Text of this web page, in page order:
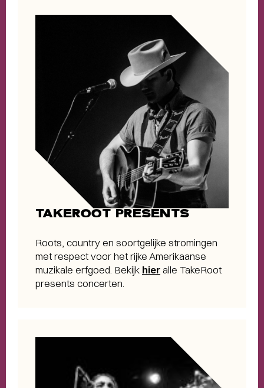
TAKEROOT PRESENTS
Roots, country en soortgelijke stromingen
met respect voor het rijke Amerikaanse
muzikale erfgoed. Bekijk hieralle TakeRoot
presents concerten.